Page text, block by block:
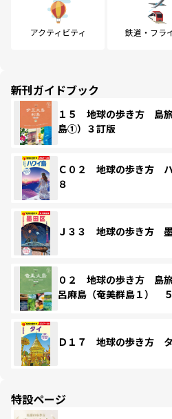
アクティビティ 鉄道・フラ
新刊ガイドブック
１５ 地球の歩き方 島
島①）３訂版
Ｃ０２ 地球の歩き方
８
Ｊ３３ 地球の歩き方
０２ 地球の歩き方 島
呂麻島（奄美群島１）
Ｄ１７ 地球の歩き方
特設ページ